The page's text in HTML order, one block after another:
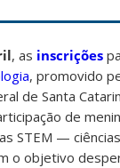
, as inscrições
, promovido
de Santa
de
STEM —
o objetivo